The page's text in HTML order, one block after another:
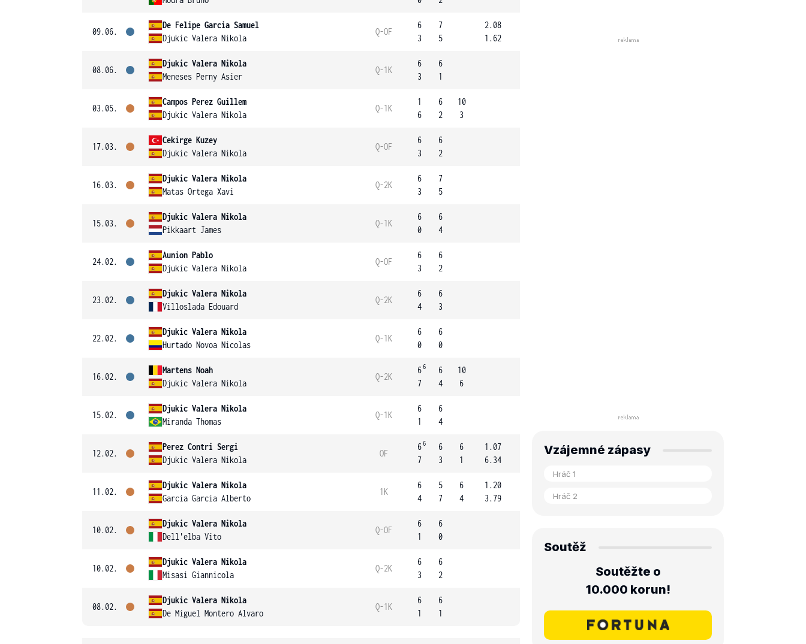
09.06.
De Felipe Garcia Samuel
Djukic Valera Nikola
Q-OF
6
3
7
5
2.08
1.62
08.06.
Djukic Valera Nikola
Meneses Perny Asier
Q-1K
6
3
6
1
03.05.
Campos Perez Guillem
Djukic Valera Nikola
Q-1K
1
6
6
2
10
3
17.03.
Cekirge Kuzey
Djukic Valera Nikola
Q-OF
6
3
6
2
16.03.
Djukic Valera Nikola
Matas Ortega Xavi
Q-2K
6
3
7
5
15.03.
Djukic Valera Nikola
Pikkaart James
Q-1K
6
0
6
4
24.02.
Aunion Pablo
Djukic Valera Nikola
Q-OF
6
3
6
2
23.02.
Djukic Valera Nikola
Villoslada Edouard
Q-2K
6
4
6
3
22.02.
Djukic Valera Nikola
Hurtado Novoa Nicolas
Q-1K
6
0
6
0
16.02.
Martens Noah
Djukic Valera Nikola
Q-2K
66
7
6
4
10
6
15.02.
Djukic Valera Nikola
Miranda Thomas
Q-1K
6
1
6
4
12.02.
Perez Contri Sergi
Djukic Valera Nikola
OF
66
7
6
3
6
1
1.07
6.34
11.02.
Djukic Valera Nikola
Garcia Garcia Alberto
1K
6
4
5
7
6
4
1.20
3.79
10.02.
Djukic Valera Nikola
Dell'elba Vito
Q-OF
6
1
6
0
10.02.
Djukic Valera Nikola
Misasi Giannicola
Q-2K
6
3
6
2
08.02.
Djukic Valera Nikola
De Miguel Montero Alvaro
Q-1K
6
1
6
1
Vzájemné zápasy
Soutěž
Soutěžte o
10.000 korun!